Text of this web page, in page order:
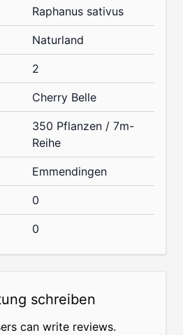
Raphanus sativus
Naturland
2
Cherry Belle
350 Pflanzen / 7m-
Reihe
Emmendingen
0
0
schreiben
can write reviews.